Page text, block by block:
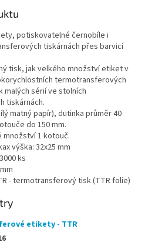
potiskovatelné černobíle i
tiskárnách přes barvicí
tisk, jak velkého množství etiket v
termotransferových
malých sérií ve stolních
tiskárnách.
matný papír), dutinka průměr 40
do 150 mm.
množství 1 kotouč.
výška: 32x25 mm
ks
- termotransferový tisk (TTR folie)
etikety - TTR